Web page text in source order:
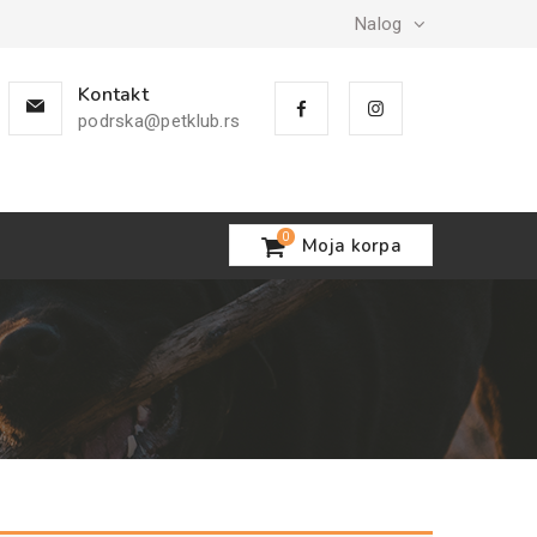
Nalog
Kontakt
podrska@petklub.rs
Moja korpa
0